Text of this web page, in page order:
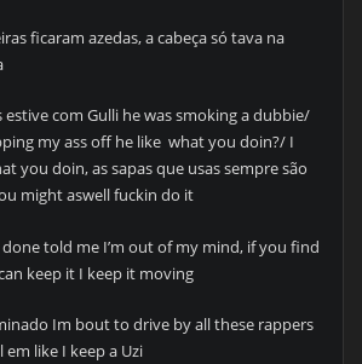
ficaram azedas, a cabeça só tava na
estive com Gulli he was smoking a dubbie/
my ass off he like what you doin?/ I
you doin, as sapas que usas sempre são
might aswell fuckin do it
told me I’m out of my mind, if you find
keep it I keep it moving
Im bout to drive by all these rappers
em like I keep a Uzi